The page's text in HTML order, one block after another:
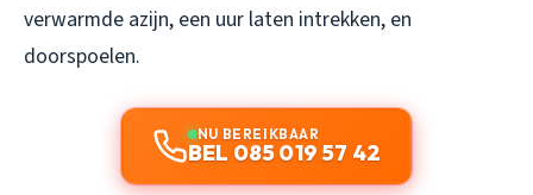
verwarmde azijn, een uur laten intrekken, en
doorspoelen.
NU BEREIKBAAR
BEL 085 019 57 42